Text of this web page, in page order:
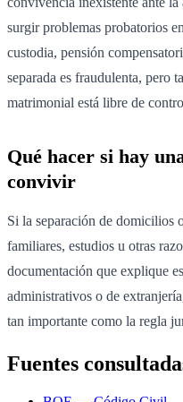
surgir problemas probatorios
custodia, pensión
separada es fraudulenta, pero
matrimonial está libre de
Qué hacer si hay
convivir
Si la separación de domicilios
familiares, estudios u otras
documentación que explique
administrativos o de
tan importante como la regla
Fuentes